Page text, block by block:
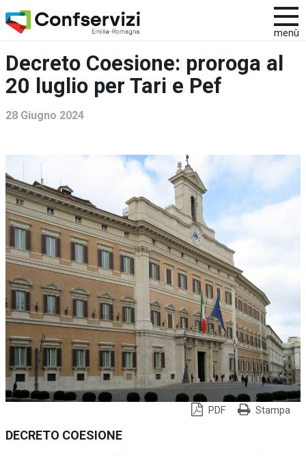
menù
Decreto Coesione: proroga al
20 luglio per Tari e Pef
28 Giugno 2024
PDF Stampa
DECRETO COESIONE